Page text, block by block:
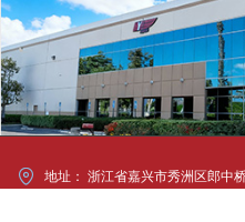
地址： 浙江省嘉兴市秀洲区郎中